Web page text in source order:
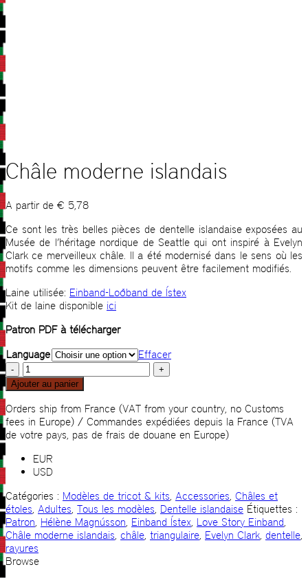
Châle moderne islandais
A partir de € 5,78
Ce sont les très belles pièces de dentelle islandaise exposées au
Musée de l’héritage nordique de Seattle qui ont inspiré à Evelyn
Clark ce merveilleux châle. Il a été modernisé dans le sens où les
motifs comme les dimensions peuvent être facilement modifiés.
Laine utilisée: Einband-Loðband de Ístex
Kit de laine disponible ici
Patron PDF à télécharger
Language
Effacer
quantité
de
Châle
moderne
islandais
Ajouter au panier
Orders ship from France (VAT from your country, no Customs
fees in Europe) / Commandes expédiées depuis la France (TVA
de votre pays, pas de frais de douane en Europe)
EUR
USD
Catégories : Modèles de tricot & kits, Accessories, Châles et
étoles, Adultes, Tous les modèles, Dentelle islandaise Étiquettes :
Patron, Hélène Magnússon, Einband Ístex, Love Story Einband,
Châle moderne islandais, châle, triangulaire, Evelyn Clark, dentelle,
rayures
Browse